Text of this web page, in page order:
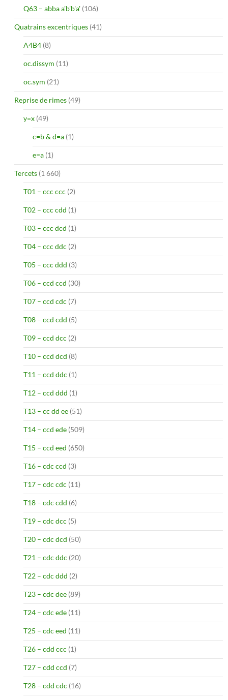
Q63 – abba a'b'b'a' (106)
Quatrains excentriques (41)
A4B4 (8)
oc.dissym (11)
oc.sym (21)
Reprise de rimes (49)
y=x (49)
c=b & d=a (1)
e=a (1)
Tercets (1 660)
T01 – ccc ccc (2)
T02 – ccc cdd (1)
T03 – ccc dcd (1)
T04 – ccc ddc (2)
T05 – ccc ddd (3)
T06 – ccd ccd (30)
T07 – ccd cdc (7)
T08 – ccd cdd (5)
T09 – ccd dcc (2)
T10 – ccd dcd (8)
T11 – ccd ddc (1)
T12 – ccd ddd (1)
T13 – cc dd ee (51)
T14 – ccd ede (509)
T15 – ccd eed (650)
T16 – cdc ccd (3)
T17 – cdc cdc (11)
T18 – cdc cdd (6)
T19 – cdc dcc (5)
T20 – cdc dcd (50)
T21 – cdc ddc (20)
T22 – cdc ddd (2)
T23 – cdc dee (89)
T24 – cdc ede (11)
T25 – cdc eed (11)
T26 – cdd ccc (1)
T27 – cdd ccd (7)
T28 – cdd cdc (16)